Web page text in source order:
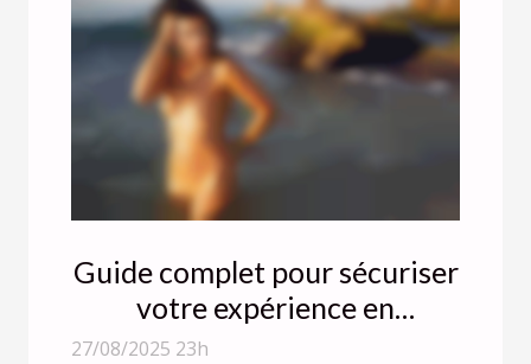
Guide complet pour sécuriser
votre expérience en
streaming de contenu adulte
27/08/2025 23h